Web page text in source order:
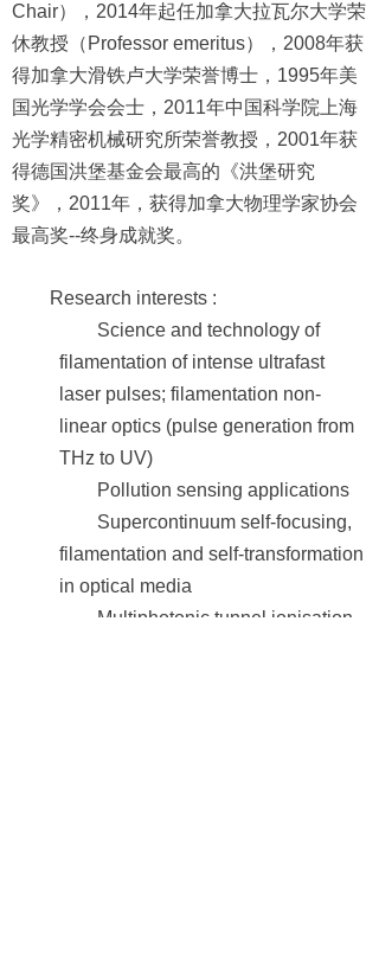
Chair），2014年起任加拿大拉瓦尔大学荣
休教授（Professor emeritus），2008年获
得加拿大滑铁卢大学荣誉博士，1995年美
国光学学会会士，2011年中国科学院上海
光学精密机械研究所荣誉教授，2001年获
得德国洪堡基金会最高的《洪堡研究
奖》，2011年，获得加拿大物理学家协会
最高奖--终身成就奖。
Research interests :
Science and technology of
filamentation of intense ultrafast
laser pulses; filamentation non-
linear optics (pulse generation from
THz to UV)
Pollution sensing applications
Supercontinuum self-focusing,
filamentation and self-transformation
in optical media
Multiphotonic tunnel ionisation,